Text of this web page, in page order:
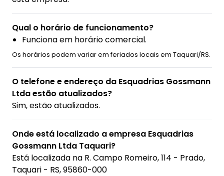
Qual o horário de funcionamento?
Funciona em horário comercial.
Os horários podem variar em feriados locais em Taquari/RS.
O telefone e endereço da Esquadrias Gossmann
Ltda estão atualizados?
Sim, estão atualizados.
Onde está localizado a empresa Esquadrias
Gossmann Ltda Taquari?
Está localizada na R. Campo Romeiro, 114 - Prado,
Taquari - RS, 95860-000